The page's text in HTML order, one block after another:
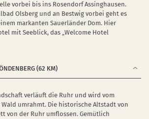
vorbei bis ins Rosendorf Assinghausen.
Olsberg und an Bestwig vorbei geht es
markanten Sauerländer Dom. Hier
mit Seeblick, das „Welcome Hotel
(62 KM)
verläuft die Ruhr und wird vom
umrahmt. Die historische Altstadt von
von der Ruhr umflossen. Gemütlich